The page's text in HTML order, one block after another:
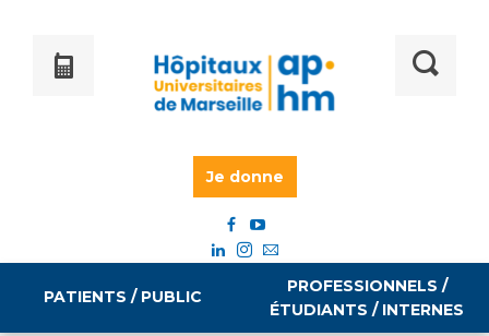
Je donne
PATIENTS / PUBLIC
PROFESSIONNELS /
ÉTUDIANTS / INTERNES